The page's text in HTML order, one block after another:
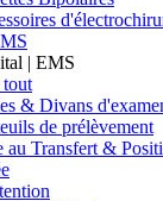
| EMS
& Divans
de prélèvement
au Transfert &